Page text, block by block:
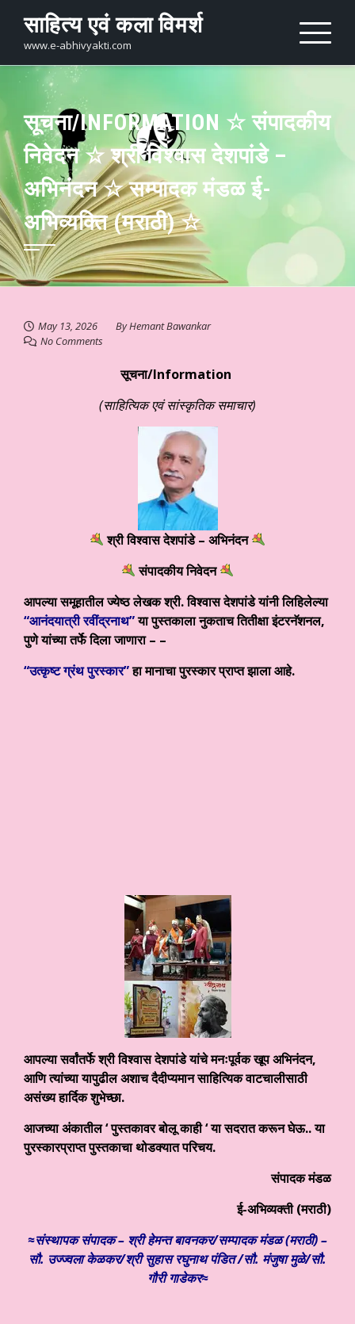
content
साहित्य एवं कला विमर्श
www.e-abhivyakti.com
सूचना/INFORMATION ☆ संपादकीय
निवेदन ☆ श्री विश्वास देशपांडे –
अभिनंदन ☆ सम्पादक मंडळ ई-
अभिव्यक्ति (मराठी) ☆
May 13, 2026 ByHemant Bawankar
No Comments
सूचना/Information
(साहित्यिक एवं सांस्कृतिक समाचार)
श्री विश्वास देशपांडे– अभिनंदन
संपादकीय निवेदन
आपल्या समूहातील ज्येष्ठ लेखकश्री. विश्वास देशपांडेयांनी लिहिलेल्या
“आनंदयात्री रवींद्रनाथ”या पुस्तकाला नुकताच तितीक्षा इंटरनॅशनल,
पुणे यांच्या तर्फे दिला जाणारा – –
“उत्कृष्ट ग्रंथ पुरस्कार”हा मानाचा पुरस्कार प्राप्त झाला आहे.
आपल्या सर्वांतर्फे श्री विश्वास देशपांडे यांचे मनःपूर्वक खूप अभिनंदन,
आणि त्यांच्या यापुढील अशाच दैदीप्यमान साहित्यिक वाटचालीसाठी
असंख्य हार्दिक शुभेच्छा.
आजच्या अंकातील ‘ पुस्तकावर बोलू काही ‘ या सदरात करून घेऊ.. या
पुरस्कारप्राप्त पुस्तकाचा थोडक्यात परिचय.
संपादक मंडळ
ई-अभिव्यक्ती (मराठी)
≈संस्थापक संपादक – श्री हेमन्त बावनकर/सम्पादक मंडळ (मराठी) –
सौ. उज्ज्वला केळकर/श्री सुहास रघुनाथ पंडित /सौ. मंजुषा मुळे/सौ.
गौरी गाडेकर≈